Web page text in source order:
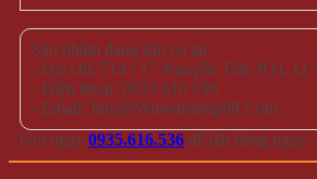
Sản phẩm đang sẵn có tại
- Địa chỉ: 714 / 17 Nguyễn Trãi, P.11,
- Điện thoại: 0935 616 536
- Email: Info@Winwinshop88.Com
Gọi ngay 0935.616.536 để đặt hàng ngay.